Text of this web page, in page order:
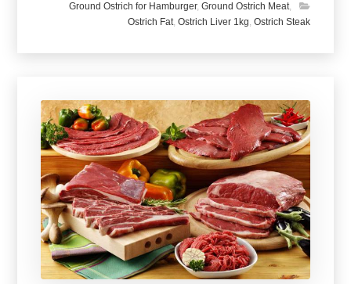
Ground Ostrich for Hamburger, Ground Ostrich Meat,
Ostrich Fat, Ostrich Liver 1kg, Ostrich Steak